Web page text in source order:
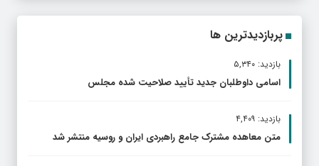
پربازدیدترین ها
بازدید: ۵,۳۴۰
اسامی داوطلبان جدید تأیید صلاحیت شده مجلس
بازدید: ۴,۴۰۹
متن معاهده مشترک جامع راهبردی ایران و روسیه منتشر شد